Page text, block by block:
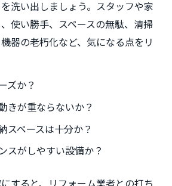
洗い出しましょう。スタッフや家
使い勝手、スペースの無駄、清掃
器の老朽化など、気になる点をリ
ズか？
きが重ならないか？
スペースは十分か？
スがしやすい設備か？
すると、リフォーム業者との打ち